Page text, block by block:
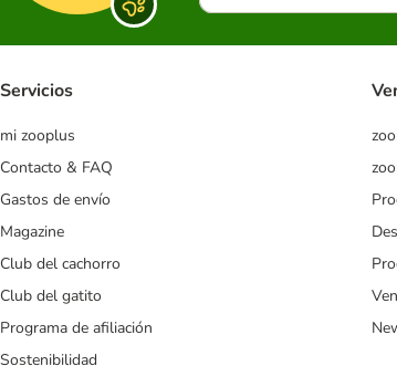
Servicios
mi zooplus
Contacto & FAQ
Gastos de envío
Magazine
Club del cachorro
Club del gatito
Programa de afiliación
Sostenibilidad